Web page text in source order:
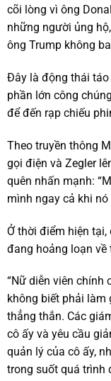
cõi lòng vì ông
những người ủng
ông Trump không
Đây là động thái táo
phần lớn công
để đến rạp chiếu
Theo truyền thông
gọi điện và Zegler
quên nhấn mạnh:
mình ngay cả khi
Ở thời điểm hiện
đang hoảng loạn về
“Nữ diễn viên chính
không biết phải làm
thẳng thắn. Các
cô ấy và yêu cầu
quản lý của cô ấy,
trong suốt quá trình